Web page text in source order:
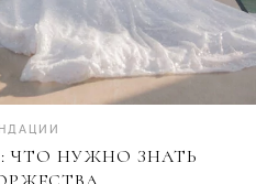
ЧТО НУЖНО ЗНАТЬ